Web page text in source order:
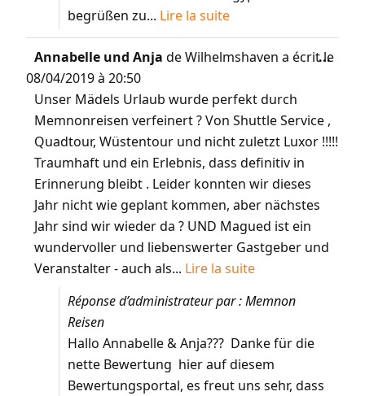
begrüßen zu... Lire la suite
Annabelle und Anjade Wilhelmshaven a écrit le
08/04/2019 à 20:50
Unser Mädels Urlaub wurde perfekt durch
Memnonreisen verfeinert ? Von Shuttle Service ,
Quadtour, Wüstentour und nicht zuletzt Luxor !!!!!
Traumhaft und ein Erlebnis, dass definitiv in
Erinnerung bleibt . Leider konnten wir dieses
Jahr nicht wie geplant kommen, aber nächstes
Jahr sind wir wieder da ? UND Magued ist ein
wundervoller und liebenswerter Gastgeber und
Veranstalter - auch als... Lire la suite
Réponse d’administrateur par : Memnon
Reisen
Hallo Annabelle & Anja??? Danke für die
nette Bewertung hier auf diesem
Bewertungsportal, es freut uns sehr, dass
...